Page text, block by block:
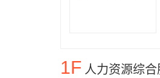
1F 人力资源综合